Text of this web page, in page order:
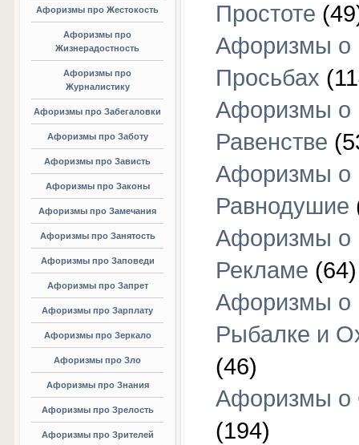
Афоризмы про Жестокость
Афоризмы про
Жизнерадостность
Афоризмы про
Журналистику
Афоризмы про Забегаловки
Афоризмы про Заботу
Афоризмы про Зависть
Афоризмы про Законы
Афоризмы про Замечания
Афоризмы про Занятость
Афоризмы про Заповеди
Афоризмы про Запрет
Афоризмы про Зарплату
Афоризмы про Зеркало
Афоризмы про Зло
Афоризмы про Знания
Афоризмы про Зрелость
Афоризмы про Зрителей
Простоте
Афоризмы о
Просьбах
Афоризмы о
Равенстве
Афоризмы о
Равнодушие
Афоризмы о
Рекламе (64)
Афоризмы о
Рыбалке и
(46)
Афоризмы о
(194)